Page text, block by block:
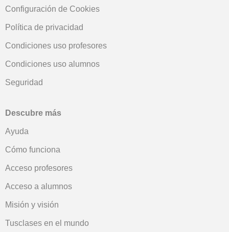
Configuración de Cookies
Política de privacidad
Condiciones uso profesores
Condiciones uso alumnos
Seguridad
Descubre más
Ayuda
Cómo funciona
Acceso profesores
Acceso a alumnos
Misión y visión
Tusclases en el mundo